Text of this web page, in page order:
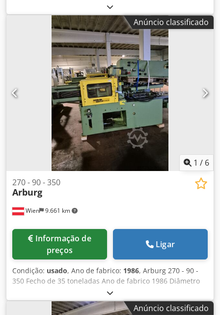
, número da máquina/veículo:
aperto:400 kN, diâmetro do parafuso:22 mm, cilindrada:
, À venda está uma máquina de moldagem por
injeção da marca Arburg, modelo 270 U 400-70. A máquina
está totalmente funcional e pronta para uso imediato.
Djdpfjyk Tlaex Ag Tsck Dados técnicos: Ano de fabricação:
08 / 2007 Horas de operação automáticas: 60.902 h
Número de série: 206087 Tensão de operação: 400 V
Tensão de controle: 230 V (~ 50 Hz) / 24 V Corrente
nominal: 82 A / 39 A Força de fechamento: 400 kN
Distância entre colunas: 270 mm x 270 mm Unidade de
injeção: tamanho 70 Diâmetro do fuso: 22 mm Controle:
Selogica Acessórios incluídos: Extração do núcleo,
fechamento pneumático de agulha, válvula de seleção.
Anúncio classificado
1 / 6
Wien 9.661 km
270 - 90 - 350
Arburg
preços
Ligar
Condição: usado, Ano de fabrico: 1986, Arburg 270 - 90 -
350 Fecho de 35 toneladas Ano de fabrico 1986 Diâmetro
de rosca 25 mm Djdpfex I Rhuox Ag Tsck Distância entre
colunas 27x27 cm
Anúncio classificado